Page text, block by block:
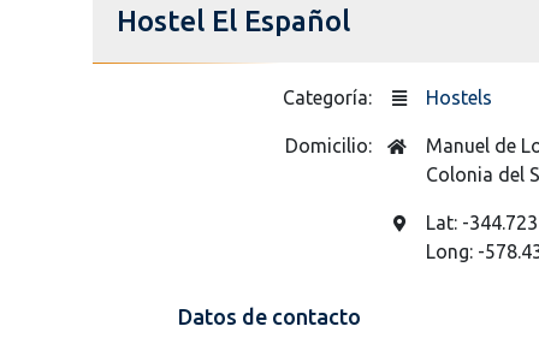
Hostel El Español
Categoría: Hostels
Domicilio:
Manuel de
Colonia del
Lat: -
Long: -
Datos de contacto